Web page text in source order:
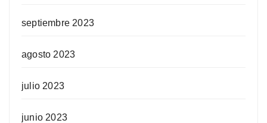
septiembre 2023
agosto 2023
julio 2023
junio 2023